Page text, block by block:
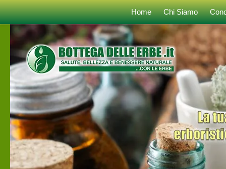
Sotto il contenuto Home Chi Siamo